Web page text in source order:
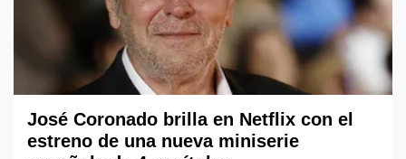
José Coronado brilla en Netflix con el
estreno de una nueva miniserie